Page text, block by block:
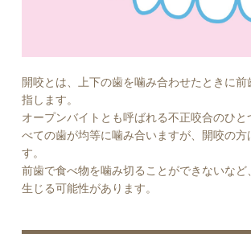
開咬とは、上下の歯を噛み合わせたときに
指します。
オープンバイトとも呼ばれる不正咬合のひ
べての歯が均等に噛み合いますが、開咬の
す。
前歯で食べ物を噛み切ることができないな
生じる可能性があります。